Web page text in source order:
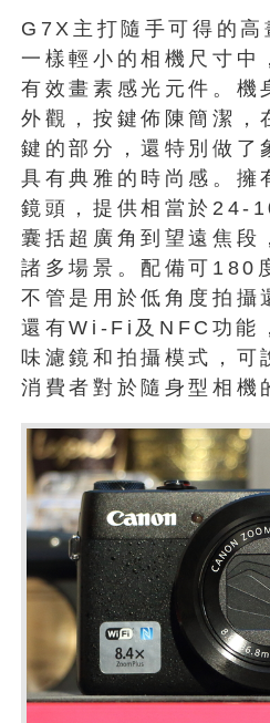
G7X主打隨手可得的高
一樣輕小的相機尺寸
有效畫素感光元件。機
外觀，按鍵佈陳簡潔，
鍵的部分，還特別做了
具有典雅的時尚感。
鏡頭，提供相當於24-
囊括超廣角到望遠焦段
諸多場景。配備可180
不管是用於低角度拍攝
還有Wi-Fi及NFC功能
味濾鏡和拍攝模式，可
消費者對於隨身型相機